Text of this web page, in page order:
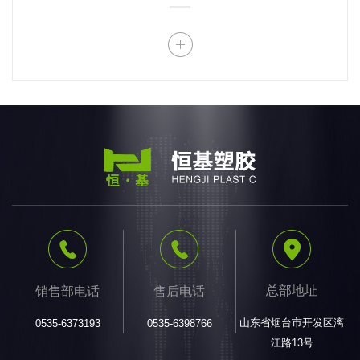
销售部电话
0535-6373193
售后电话
0535-6398766
总部地址
山东省烟台市开发区漓
江路13号